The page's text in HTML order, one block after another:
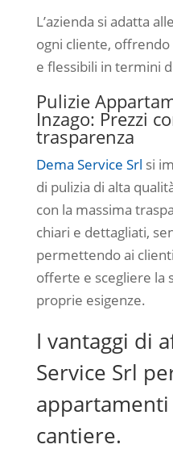
L’azienda si adatta
ogni cliente,
e flessibili in termini
Pulizie
Inzago: Prezzi
trasparenza
Dema Service Srl si
di pulizia di alta
con la massima
chiari e dettagliati,
permettendo ai
offerte e scegliere la
proprie esigenze.
I vantaggi di
Service Srl
cantiere.